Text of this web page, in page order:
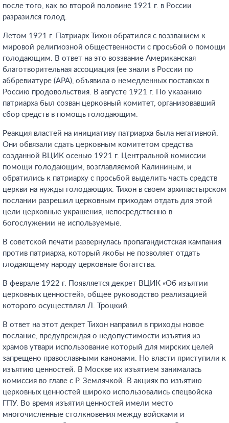
после того, как во второй половине 1921 г. в России
разразился голод.
Летом 1921 г. Патриарх Тихон обратился с воззванием к
мировой религиозной общественности с просьбой о помощи
голодающим. В ответ на это воззвание Американская
благотворительная ассоциация (ее знали в России по
аббревиатуре (АРА), объявила о немедленных поставках в
Россию продовольствия. В августе 1921 г. По указанию
патриарха был созван церковный комитет, организовавший
сбор средств в помощь голодающим.
Реакция властей на инициативу патриарха была негативной.
Они обвязали сдать церковным комитетом средства
созданной ВЦИК осенью 1921 г. Центральной комиссии
помощи голодающим, возглавляемой Калининым, и
обратились к патриарху с просьбой выделить часть средств
церкви на нужды голодающих. Тихон в своем архипастырском
послании разрешил церковным приходам отдать для этой
цели церковные украшения, непосредственно в
богослужении не используемые.
В советской печати развернулась пропагандистская кампания
против патриарха, который якобы не позволяет отдать
глодающему народу церковные богатства.
В феврале 1922 г. Появляется декрет ВЦИК «Об изъятии
церковных ценностей», общее руководство реализацией
которого осуществлял Л. Троцкий.
В ответ на этот декрет Тихон направил в приходы новое
послание, предупреждая о недопустимости изъятия из
храмов утвари использование который для мирских целей
запрещено православными канонами. Но власти приступили к
изъятию ценностей. В Москве их изъятием занималась
комиссия во главе с Р. Землячкой. В акциях по изъятию
церковных ценностей широко использовались спецвойска
ГПУ. Во время изъятия ценностей имели место
многочисленные столкновения между войсками и